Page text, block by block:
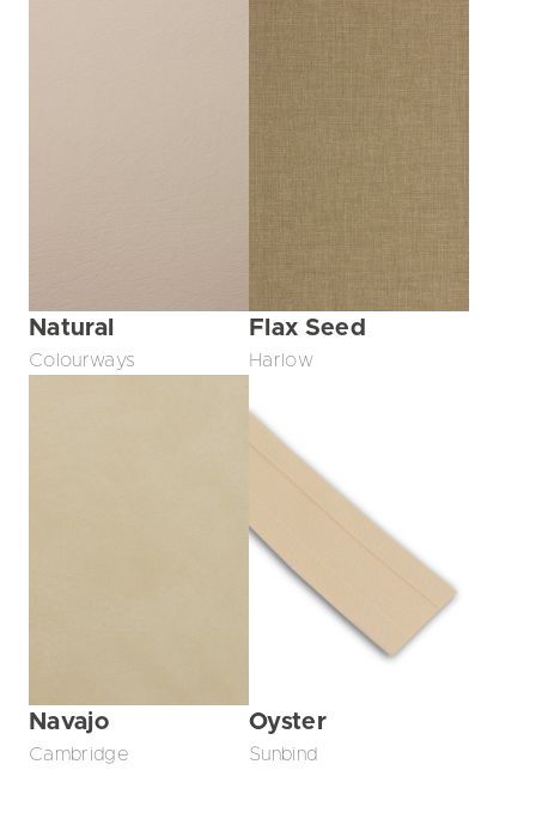
Natural
Colourways
Flax Seed
Harlow
Navajo
Cambridge
Oyster
Sunbind